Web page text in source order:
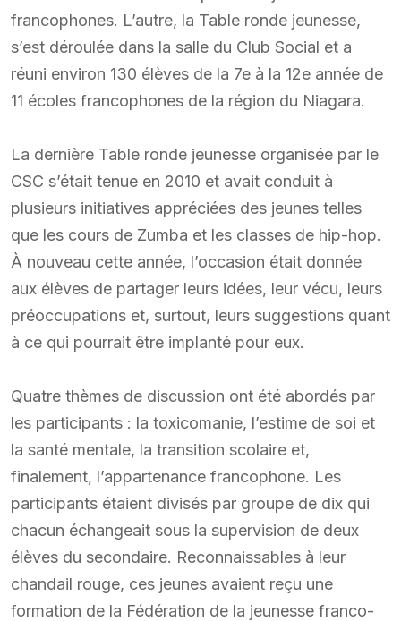
francophones. L’autre, la Table ronde jeunesse,
s’est déroulée dans la salle du Club Social et a
réuni environ 130 élèves de la 7e à la 12e année de
11 écoles francophones de la région du Niagara.
La dernière Table ronde jeunesse organisée par le
CSC s’était tenue en 2010 et avait conduit à
plusieurs initiatives appréciées des jeunes telles
que les cours de Zumba et les classes de hip-hop.
À nouveau cette année, l’occasion était donnée
aux élèves de partager leurs idées, leur vécu, leurs
préoccupations et, surtout, leurs suggestions quant
à ce qui pourrait être implanté pour eux.
Quatre thèmes de discussion ont été abordés par
les participants : la toxicomanie, l’estime de soi et
la santé mentale, la transition scolaire et,
finalement, l’appartenance francophone. Les
participants étaient divisés par groupe de dix qui
chacun échangeait sous la supervision de deux
élèves du secondaire. Reconnaissables à leur
chandail rouge, ces jeunes avaient reçu une
formation de la Fédération de la jeunesse franco-